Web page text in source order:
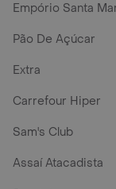
Empório Santa
Pão De Açúcar
Extra
Carrefour Hiper
Sam's Club
Assaí Atacadista